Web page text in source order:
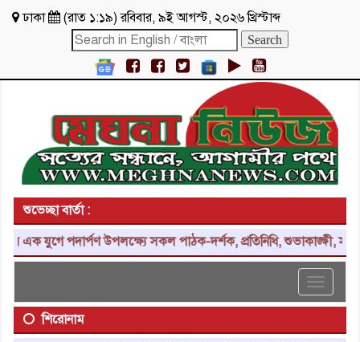
ঢাকা (রাত ১:১৯)রবিবার, ৯ই আগস্ট, ২০২৬ খ্রিস্টাব্দ
শুভেচ্ছা বার্তা :
যুগে পদার্পণ উপলক্ষ্যে সকল পাঠক-দর্শক, প্রতিনিধি, শুভাকাঙ্ক্ষী,
Toggle
শিরোনাম